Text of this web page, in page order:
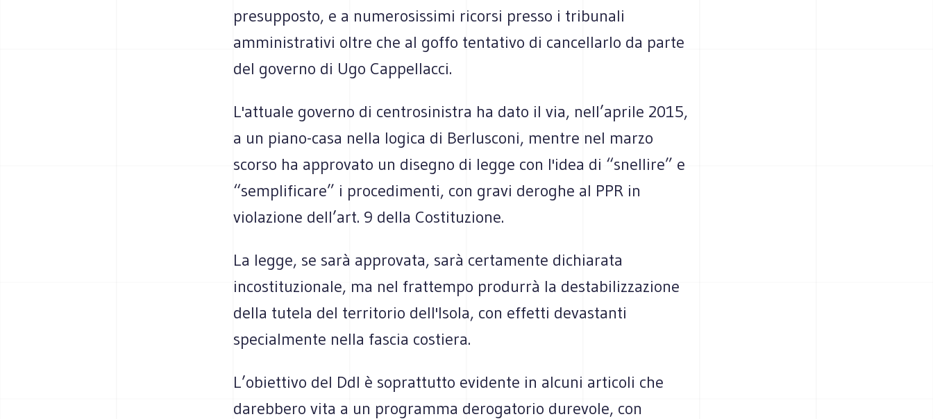
presupposto, e a numerosissimi ricorsi presso i tribunali
amministrativi oltre che al goffo tentativo di cancellarlo da parte
del governo di Ugo Cappellacci.
L'attuale governo di centrosinistra ha dato il via, nell’aprile 2015,
a un piano-casa nella logica di Berlusconi, mentre nel marzo
scorso ha approvato un disegno di legge con l'idea di “snellire” e
“semplificare” i procedimenti, con gravi deroghe al PPR in
violazione dell’art. 9 della Costituzione.
La legge, se sarà approvata, sarà certamente dichiarata
incostituzionale, ma nel frattempo produrrà la destabilizzazione
della tutela del territorio dell'Isola, con effetti devastanti
specialmente nella fascia costiera.
L’obiettivo del Ddl è soprattutto evidente in alcuni articoli che
darebbero vita a un programma derogatorio durevole, con